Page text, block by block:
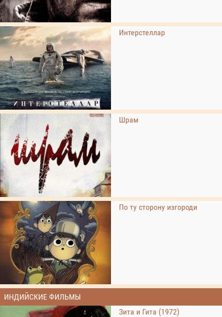
Интерстеллар
Шрам
По ту сторону изгороди
ИНДИЙСКИЕ ФИЛЬМЫ
Зита и Гита (1972)